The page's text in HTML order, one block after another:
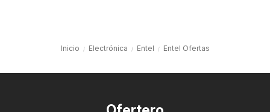
Inicio Electrónica Entel Entel Ofertas